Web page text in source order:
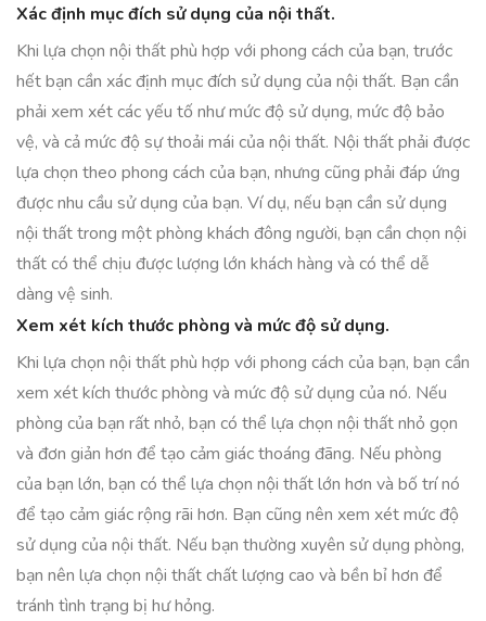
Xác định mục đích sử dụng của nội thất.
Khi lựa chọn nội thất phù hợp với phong cách của bạn, trước
hết bạn cần xác định mục đích sử dụng của nội thất. Bạn cần
phải xem xét các yếu tố như mức độ sử dụng, mức độ bảo
vệ, và cả mức độ sự thoải mái của nội thất. Nội thất phải được
lựa chọn theo phong cách của bạn, nhưng cũng phải đáp ứng
được nhu cầu sử dụng của bạn. Ví dụ, nếu bạn cần sử dụng
nội thất trong một phòng khách đông người, bạn cần chọn nội
thất có thể chịu được lượng lớn khách hàng và có thể dễ
dàng vệ sinh.
Xem xét kích thước phòng và mức độ sử dụng.
Khi lựa chọn nội thất phù hợp với phong cách của bạn, bạn cần
xem xét kích thước phòng và mức độ sử dụng của nó. Nếu
phòng của bạn rất nhỏ, bạn có thể lựa chọn nội thất nhỏ gọn
và đơn giản hơn để tạo cảm giác thoáng đãng. Nếu phòng
của bạn lớn, bạn có thể lựa chọn nội thất lớn hơn và bố trí nó
để tạo cảm giác rộng rãi hơn. Bạn cũng nên xem xét mức độ
sử dụng của nội thất. Nếu bạn thường xuyên sử dụng phòng,
bạn nên lựa chọn nội thất chất lượng cao và bền bỉ hơn để
tránh tình trạng bị hư hỏng.